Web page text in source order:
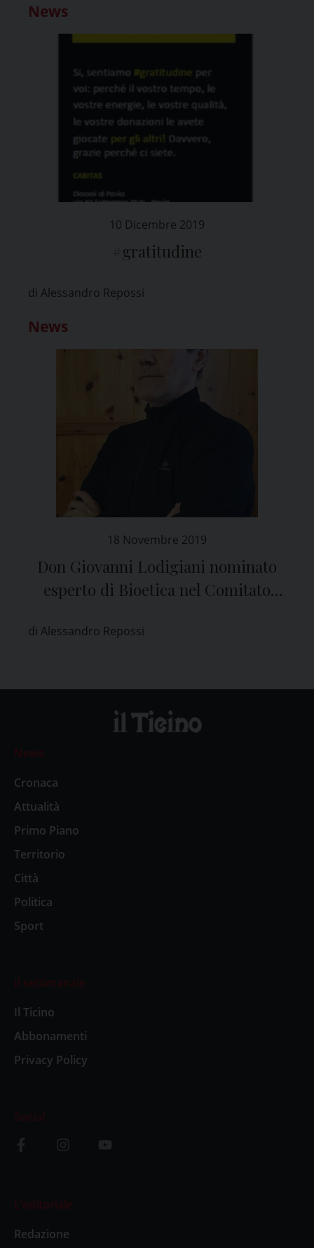
News
10 Dicembre 2019
#gratitudine
di Alessandro Repossi
News
18 Novembre 2019
Don Giovanni Lodigiani nominato
esperto di Bioetica nel Comitato
di Alessandro Repossi
News
Cronaca
Attualità
Primo Piano
Territorio
Città
Politica
Sport
Il settimanale
Il Ticino
Abbonamenti
Privacy Policy
Social
L’editoriale
Redazione